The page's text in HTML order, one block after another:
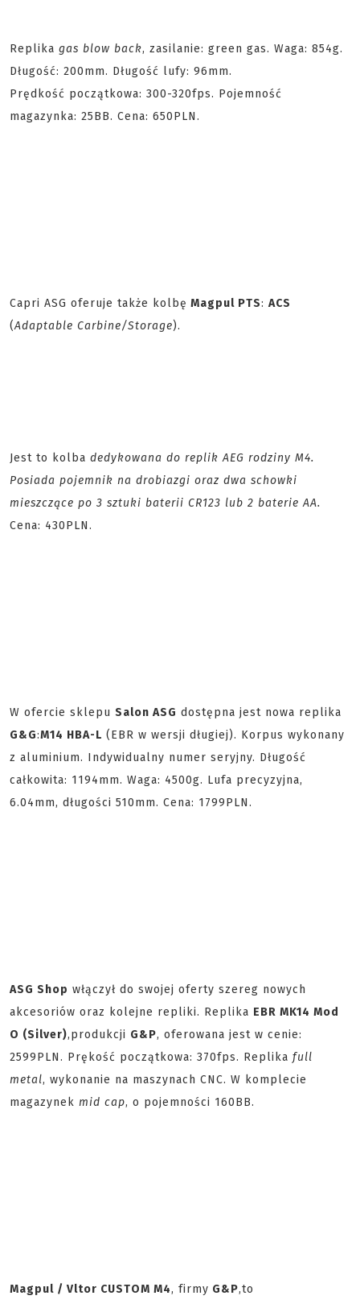
Replika gas blow back, zasilanie: green gas. Waga: 854g.
Długość: 200mm. Długość lufy: 96mm.
Prędkość początkowa: 300-320fps. Pojemność
magazynka: 25BB. Cena: 650PLN.
Capri ASG oferuje także kolbę Magpul PTS: ACS
(Adaptable Carbine/Storage).
Jest to kolba dedykowana do replik AEG rodziny M4.
Posiada pojemnik na drobiazgi oraz dwa schowki
mieszczące po 3 sztuki baterii CR123 lub 2 baterie AA.
Cena: 430PLN.
W ofercie sklepu Salon ASG dostępna jest nowa replika
G&G:M14 HBA-L (EBR w wersji długiej). Korpus wykonany
z aluminium. Indywidualny numer seryjny. Długość
całkowita: 1194mm. Waga: 4500g. Lufa precyzyjna,
6.04mm, długości 510mm. Cena: 1799PLN.
ASG Shop włączył do swojej oferty szereg nowych
akcesoriów oraz kolejne repliki. Replika EBR MK14 Mod
O (Silver),produkcji G&P, oferowana jest w cenie:
2599PLN. Prękość początkowa: 370fps. Replika full
metal, wykonanie na maszynach CNC. W komplecie
magazynek mid cap, o pojemności 160BB.
Magpul / Vltor CUSTOM M4, firmy G&P,to